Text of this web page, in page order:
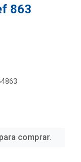
863
comprar.